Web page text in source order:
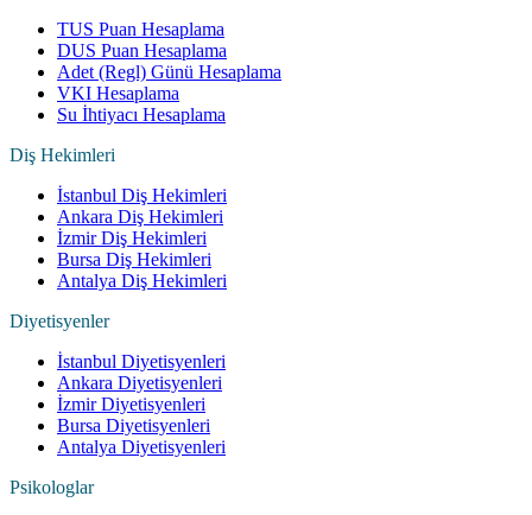
TUS Puan Hesaplama
DUS Puan Hesaplama
Adet (Regl) Günü Hesaplama
VKI Hesaplama
Su İhtiyacı Hesaplama
Diş Hekimleri
İstanbul Diş Hekimleri
Ankara Diş Hekimleri
İzmir Diş Hekimleri
Bursa Diş Hekimleri
Antalya Diş Hekimleri
Diyetisyenler
İstanbul Diyetisyenleri
Ankara Diyetisyenleri
İzmir Diyetisyenleri
Bursa Diyetisyenleri
Antalya Diyetisyenleri
Psikologlar